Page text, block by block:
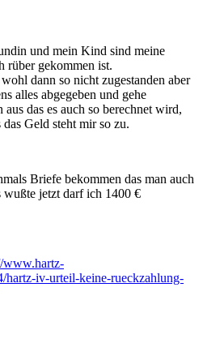
und mein Kind sind meine
rüber gekommen ist.
dann so nicht zugestanden aber
alles abgegeben und gehe
aus das es auch so berechnet wird,
Geld steht mir so zu.
Briefe bekommen das man auch
jetzt darf ich 1400 €
www.hartz-
hartz-iv-urteil-keine-rueckzahlung-